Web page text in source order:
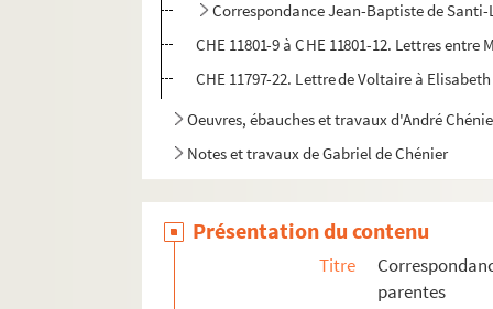
Correspondance Jean-Baptiste de
CHE 11801-9 à CHE 11801-12. Lettres
CHE 11797-22. Lettre de Voltaire à
Oeuvres, ébauches et travaux d'André
Notes et travaux de Gabriel de Chénier
Manuscrits et imprimés par divers auteurs
Documents iconographiques
Présentation du contenu
Titre
parentes